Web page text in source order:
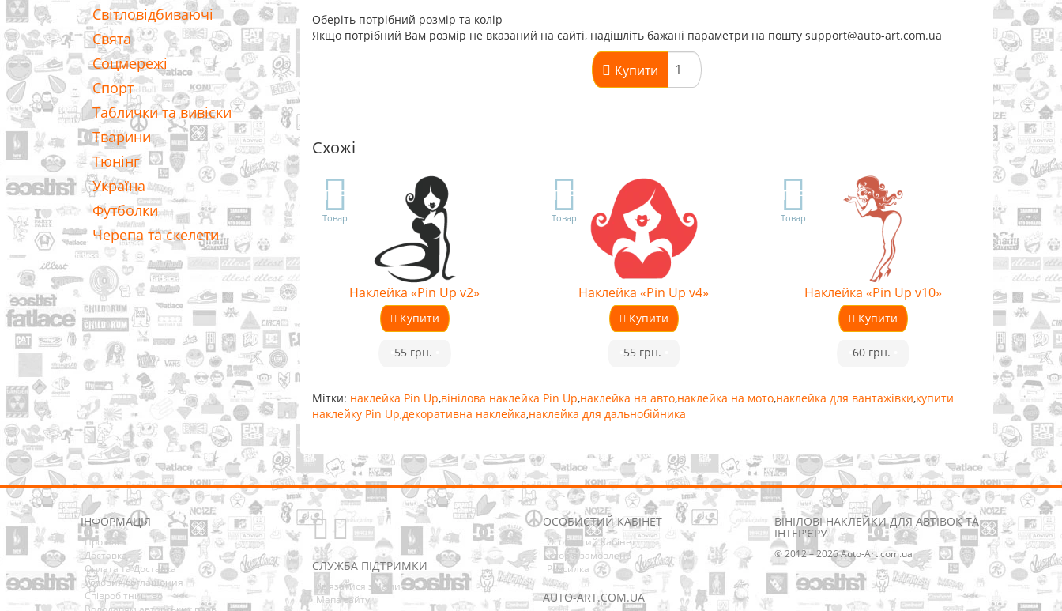
Світловідбиваючі
Свята
Соцмережі
Спорт
Таблички та вивіски
Тварини
Тюнінг
Україна
Футболки
Черепа та скелети
Оберіть потрібний розмір та колір
Якщо потрібний Вам розмір не вказаний на сайті, надішліть бажані параметри на пошту support@auto-art.com.ua
Купити
Схожі
TOP
Товар
Наклейка «Pin Up v2»
Купити
55 грн.
TOP
Товар
Наклейка «Pin Up v4»
Купити
55 грн.
TOP
Товар
Наклейка «Pin Up v10»
Купити
60 грн.
Мітки: наклейка Pin Up,вінілова наклейка Pin Up,наклейка на авто,наклейка на мото,наклейка для вантажівки,купити
наклейку Pin Up,декоративна наклейка,наклейка для дальнобійника
ІНФОРМАЦІЯ
Про нас
Доставка
Оплата та Доставка
Условия соглашения
Співробітництво
СЛУЖБА ПІДТРИМКИ
Зв’язатися з нами
Мапа сайту
ОСОБИСТИЙ КАБІНЕТ
Особистий Кабінет
Історія замовлень
Розсилка
AUTO-ART.COM.UA
ВІНІЛОВІ НАКЛЕЙКИ ДЛЯ АВТІВОК ТА
ІНТЕР'ЄРУ
© 2012 – 2026 Auto-Art.com.ua